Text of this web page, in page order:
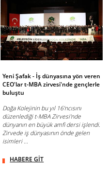
Yeni Şafak - İş dünyasına yön veren
CEO'lar t-MBA zirvesi'nde gençlerle
buluştu
Doğa Kolejinin bu yıl 16’ncısını
düzenlediği t-MBA Zirvesi'nde
dünyanın en büyük amfi dersi işlendi.
Zirvede iş dünyasının önde gelen
isimleri ...
HABERE GİT